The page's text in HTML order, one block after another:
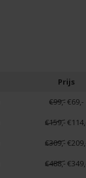
Prijs
€99,-€69,-
€159,-
€309,-
€488,-